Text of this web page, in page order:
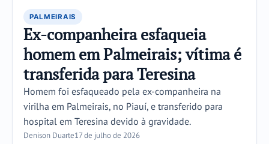
PALMEIRAIS
Ex-companheira esfaqueia
homem em Palmeirais; vítima é
transferida para Teresina
Homem foi esfaqueado pela ex-companheira na
virilha em Palmeirais, no Piauí, e transferido para
hospital em Teresina devido à gravidade.
Denison Duarte17 de julho de 2026